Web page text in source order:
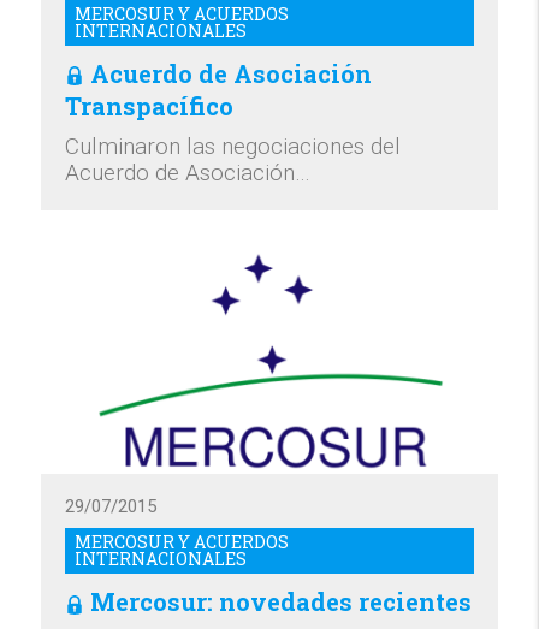
MERCOSUR Y ACUERDOS
INTERNACIONALES
Acuerdo de Asociación
Transpacífico
Culminaron las negociaciones del
Acuerdo de Asociación…
MERCOSUR Y ACUERDOS
INTERNACIONALES
29/07/2015
Mercosur: novedades recientes